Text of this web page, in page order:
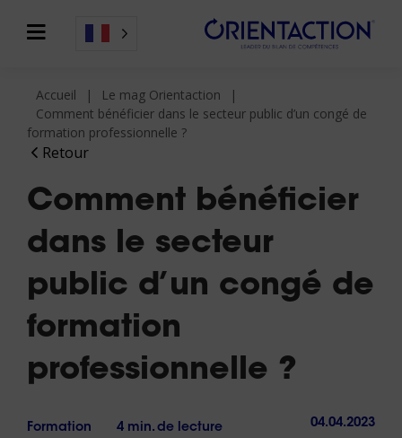
Retour
Accueil
Le mag Orientaction
Comment bénéficier dans le secteur public d’un congé de
formation professionnelle ?
Comment bénéficier
dans le secteur
public d’un congé de
formation
professionnelle ?
Formation 4 min. de lecture 04.04.2023